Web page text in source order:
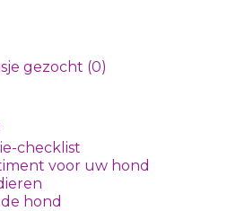
gezocht (0)
checklist
voor uw hond
hond